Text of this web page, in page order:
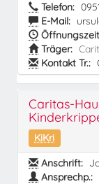
Telefon:
E-Mail:
Träger:
Kontakt Tr.:
Caritas-
KiKri
Anschrift:
Ansprechp.: